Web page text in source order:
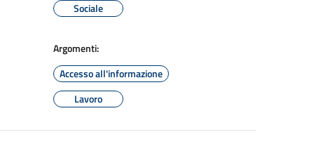
Sociale
Argomenti:
Accesso all'informazione
Lavoro